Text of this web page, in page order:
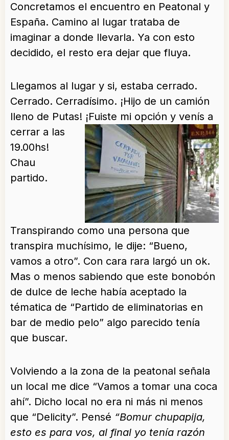
Concretamos el encuentro en Peatonal y
España. Camino al lugar trataba de
imaginar a donde llevarla. Ya con esto
decidido, el resto era dejar que fluya.
Llegamos al lugar y si, estaba cerrado.
Cerrado. Cerradísimo. ¡Hijo de un camión
lleno de Putas! ¡Fuiste mi opción y venís a
cerrar a las
19.00hs!
Chau
partido.
Transpirando como una persona que
transpira muchísimo, le dije: “Bueno,
vamos a otro”. Con cara rara largó un ok.
Mas o menos sabiendo que este bonobón
de dulce de leche había aceptado la
tématica de “Partido de eliminatorias en
bar de medio pelo” algo parecido tenía
que buscar.
Volviendo a la zona de la peatonal señala
un local me dice “Vamos a tomar una coca
ahí”. Dicho local no era ni más ni menos
que “Delicity”. Pensé “Bomur chupapija,
esto es para vos, al final yo tenía razón